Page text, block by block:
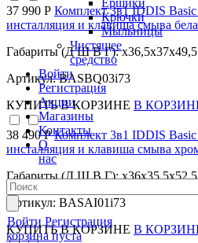
Крючки
Мыльницы
Чистящее
средство
Войти
Регистрация
Акции
Магазины
Контакты
О
нас
Войти Регистрация
корзина пуста
37 990 Р Комплект 3в1 IDDIS Basic
инсталляция и клавиша смыва
Габариты (Д Ш В Г): x36,5x37x49,5
Артикул: BASBQ03i73
КУПИТЬ В КОРЗИНЕ В
38 490 РКомплект 3в1 IDDIS Basic
инсталляция и клавиша смыва
Габариты (Д Ш В Г): x36x35,5x52,5
Артикул: BASAI01i73
КУПИТЬ В КОРЗИНЕ В